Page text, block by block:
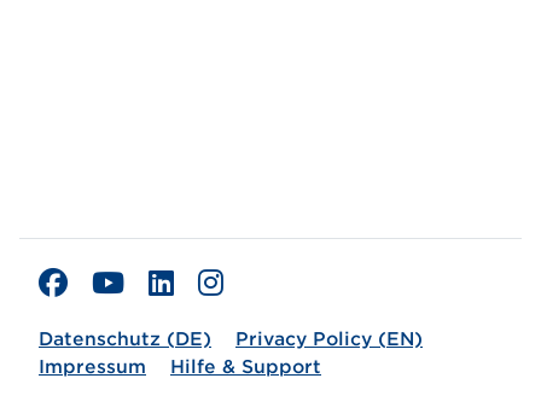
Datenschutz (DE)
Privacy Policy (EN)
Impressum
Hilfe & Support